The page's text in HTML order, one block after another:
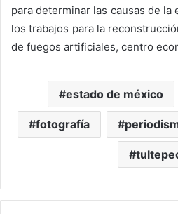
para determinar las causas de
los trabajos para la
de fuegos artificiales, centro
estado de méxico
fotografía